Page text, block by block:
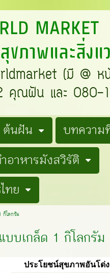
ขภาพและสิ่ง
(มี @
คุณฝัน และ 080-
ต้นฝัน บทความ
อาหารมังสวิรัติ
ทย
กิโลกรัม
บเกล็ด 1 กิโลกรัม
ประโยชน์สุขภาพอันโด่